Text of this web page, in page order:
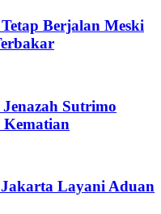
Berjalan Meski
Sutrimo
Kematian
Layani Aduan